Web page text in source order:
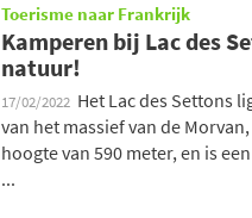
Toerisme naar Frankrijk
Kamperen bij Lac des
natuur!
17/02/2022 Het Lac des Settons
van het massief van de
hoogte van 590 meter, en is
...